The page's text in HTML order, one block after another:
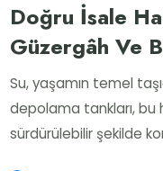
Doğru İsale
Güzergâh Ve
Su, yaşamın temel
depolama tankları, bu
sürdürülebilir şekilde